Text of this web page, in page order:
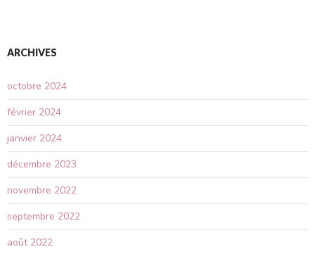
ARCHIVES
octobre 2024
février 2024
janvier 2024
décembre 2023
novembre 2022
septembre 2022
août 2022